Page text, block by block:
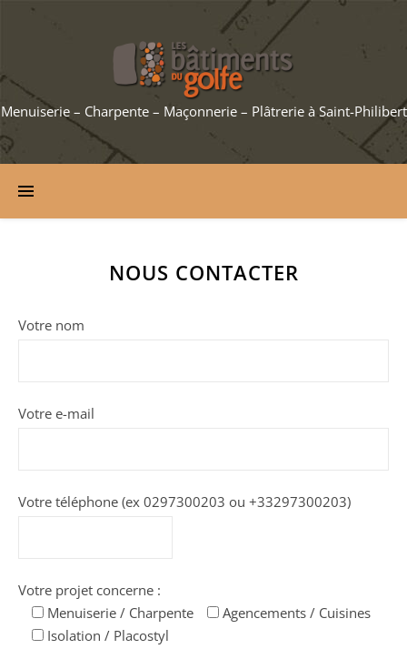
Menuiserie – Charpente – Maçonnerie – Plâtrerie à Saint-Philibert
NOUS CONTACTER
Votre nom
Votre e-mail
Votre téléphone (ex 0297300203 ou +33297300203)
Votre projet concerne :
Menuiserie / Charpente
Agencements / Cuisines
Isolation / Placostyl